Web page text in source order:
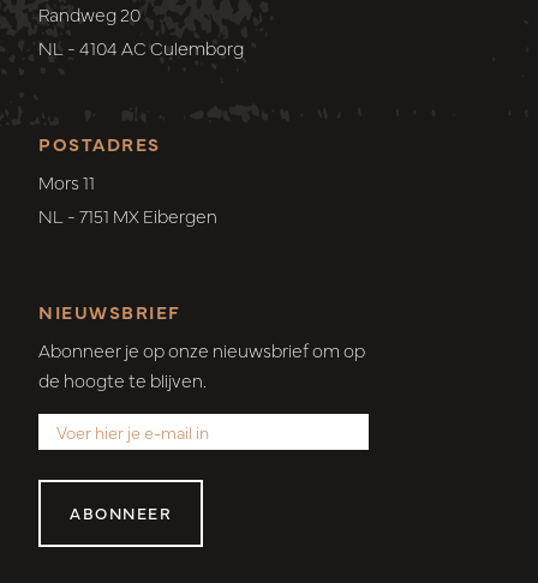
POSTADRES
Mors 11
NL - 7151 MX Eibergen
Randweg 20
NL - 4104 AC Culemborg
NIEUWSBRIEF
Abonneer je op onze nieuwsbrief om op
de hoogte te blijven.
ABONNEER